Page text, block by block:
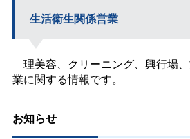
生活衛生関係営業
理美容、クリーニング、興行場
業に関する情報です。
お知らせ